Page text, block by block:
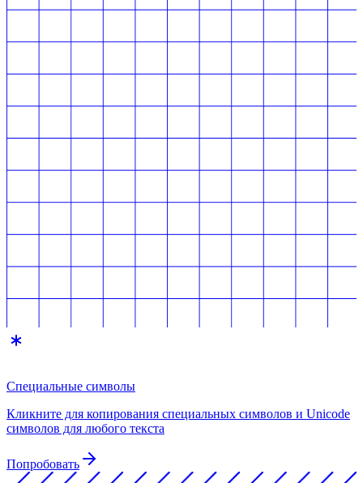
Специальные символы
Кликните для копирования специальных символов и Unicode
символов для любого текста
Попробовать